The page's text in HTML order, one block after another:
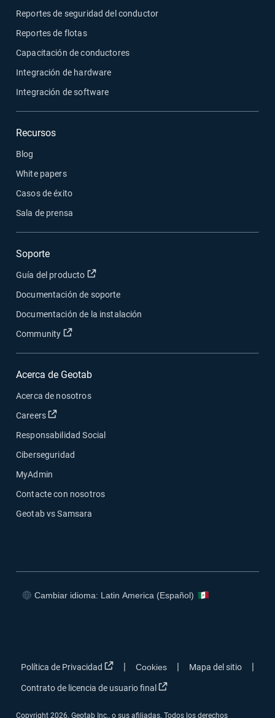
Reportes de seguridad del conductor
Reportes de flotas
Capacitación de conductores
Integración de hardware
Integración de software
Recursos
Blog
White papers
Casos de éxito
Sala de prensa
Soporte
Guía del producto Abrir en una nueva ventana
Documentación de soporte
Documentación de la instalación
Community
Abrir en una nueva ventana
Acerca de Geotab
Acerca de nosotros
Careers
Abrir en una nueva ventana
Responsabilidad Social
Ciberseguridad
MyAdmin
Contacte con nosotros
Geotab vs Samsara
Cambiar idioma: Latin America (Español)
Política de Privacidad Abrir en una nueva ventana
Cookies Mapa del sitio
Contrato de licencia de usuario final Abrir en una nueva ventana
Copyright 2026. Geotab Inc., o sus afiliadas. Todos los derechos